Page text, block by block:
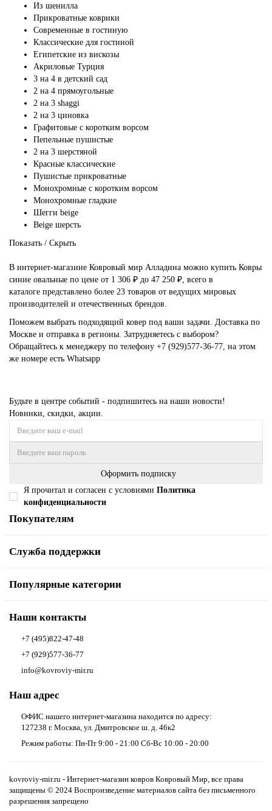
Из шенилла
Прикроватные коврики
Современные в гостиную
Классические для гостиной
Египетские из вискозы
Акриловые Турция
3 на 4 в детский сад
2 на 4 прямоугольные
2 на 3 shaggi
2 на 3 циновка
Графитовые с коротким ворсом
Пепельные пушистые
2 на 3 шерстяной
Красные классические
Пушистые прикроватные
Монохромные с коротким ворсом
Монохромные гладкие
Шегги beige
Beige шерсть
Показать / Скрыть
В интернет-магазине Ковровый мир Алладина можно купить Ковры
синие овальные по цене от 1 306 ₽ до 47 250 ₽, всего в
каталоге представлено более 23 товаров от ведущих мировых
производителей и отечественных брендов.
Поможем выбрать подходящий ковер под ваши задачи. Доставка по
Москве и отправка в регионы. Затрудняетесь с выбором?
Обращайтесь к менеджеру по телефону +7 (929)577-36-77 , на этом
же номере есть Whatsapp
Будьте в центре событий - подпишитесь на наши новости!
Новинки, скидки, акции.
Оформить подписку
Я прочитал и согласен с условиями Политика
конфиденциальности
Покупателям
Служба поддержки
Популярные категории
Наши контакты
+7 (495)822-47-48
+7 (929)577-36-77
info@kovroviy-mir.ru
Наш адрес
ОФИС нашего интернет-магазина находится по адресу:
127238 г. Москва, ул. Дмитровское ш. д. 46к2
Режим работы: Пн-Пт 9:00 - 21:00 Сб-Вс 10:00 - 20:00
kovroviy-mir.ru - Интернет-магазин ковров Ковровый Мир, все права
защищены © 2024 Воспроизведение материалов сайта без письменного
разрешения запрещено